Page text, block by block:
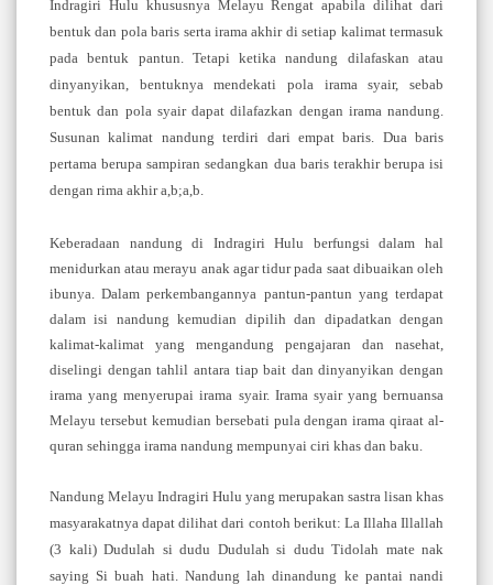
Indragiri Hulu khususnya Melayu Rengat apabila dilihat dari
bentukdan pola baris serta irama akhir di setiap kalimat termasuk
pada bentuk pantun. Tetapi ketika nandung dilafaskan atau
dinyanyikan, bentuknya mendekati pola irama syair, sebab
bentuk dan pola syair dapat dilafazkan dengan irama nandung.
Susunan kalimat nandung terdiri dari empat baris. Dua baris
pertama berupa sampiran sedangkan dua baris terakhir berupa isi
dengan rima akhir a,b;a,b.
Keberadaan nandung di Indragiri Hulu berfungsidalam hal
menidurkan atau merayu anak agartidur pada saat dibuaikan oleh
ibunya. Dalam perkembangannya pantun-pantun yang terdapat
dalam isi nandung kemudian dipilih dan dipadatkan dengan
kalimat-kalimat yang mengandung pengajaran dan nasehat,
diselingi dengan tahlil antara tiapbait dan dinyanyikan dengan
irama yang menyerupai irama syair. Irama syair yang bernuansa
Melayu tersebut kemudian bersebati pula dengan irama qiraat al-
quran sehingga irama nandung mempunyai ciri khas dan baku.
Nandung Melayu Indragiri Hulu yang merupakan sastra lisan khas
masyarakatnya dapat dilihat dari contoh berikut: La Illaha Illallah
(3 kali) Dudulah si dudu Dudulah si dudu Tidolah mate nak
saying Si buah hati. Nandung lahdinandung ke pantai nandi